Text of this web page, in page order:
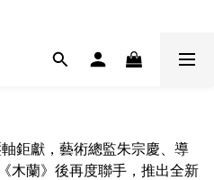
鉅獻，藝術總監朱宗慶、導
木蘭》後再度聯手，推出全新